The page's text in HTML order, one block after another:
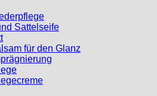
Sattelseife
für den Glanz